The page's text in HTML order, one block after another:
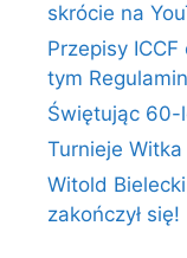
skrócie na
Przepisy
tym
Świętując 60-
Turnieje
Witold
zakończył się!